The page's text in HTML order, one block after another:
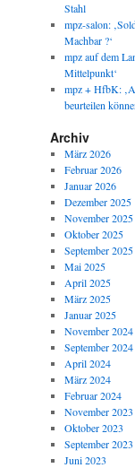
Stahl
mpz-salon:
Machbar ?‘
mpz auf dem
Mittelpunkt‘
mpz + HfbK:
beurteilen
Archiv
März 2026
Februar 2026
Januar 2026
Dezember 2025
November 2025
Oktober 2025
September 2025
Mai 2025
April 2025
März 2025
Januar 2025
November 2024
September 2024
April 2024
März 2024
Februar 2024
November 2023
Oktober 2023
September 2023
Juni 2023